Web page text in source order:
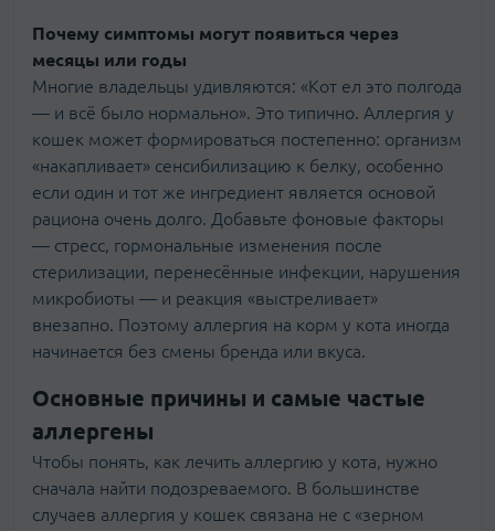
Почему симптомы могут появиться через
месяцы или годы
Многие владельцы удивляются: «Кот ел это полгода
— и всё было нормально». Это типично. Аллергия у
кошек может формироваться постепенно: организм
«накапливает» сенсибилизацию к белку, особенно
если один и тот же ингредиент является основой
рациона очень долго. Добавьте фоновые факторы
— стресс, гормональные изменения после
стерилизации, перенесённые инфекции, нарушения
микробиоты — и реакция «выстреливает»
внезапно. Поэтому аллергия на корм у кота иногда
начинается без смены бренда или вкуса.
Основные причины и самые частые
аллергены
Чтобы понять, как лечить аллергию у кота, нужно
сначала найти подозреваемого. В большинстве
случаев аллергия у кошек связана не с «зерном